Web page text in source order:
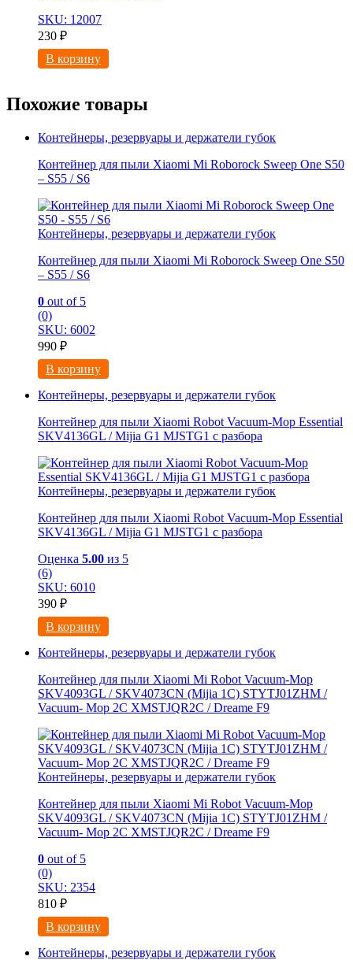
SKU: 12007
230 ₽
В корзину
Похожие товары
Контейнеры, резервуары и держатели губок
Контейнер для пыли Xiaomi Mi Roborock Sweep One S50
– S55 / S6
Контейнеры, резервуары и держатели губок
Контейнер для пыли Xiaomi Mi Roborock Sweep One S50
– S55 / S6
0 out of 5
(0)
SKU: 6002
990 ₽
В корзину
Контейнеры, резервуары и держатели губок
Контейнер для пыли Xiaomi Robot Vacuum-Mop Essential
SKV4136GL / Mijia G1 MJSTG1 с разбора
Контейнеры, резервуары и держатели губок
Контейнер для пыли Xiaomi Robot Vacuum-Mop Essential
SKV4136GL / Mijia G1 MJSTG1 с разбора
Оценка 5.00 из 5
(6)
SKU: 6010
390 ₽
В корзину
Контейнеры, резервуары и держатели губок
Контейнер для пыли Xiaomi Mi Robot Vacuum-Mop
SKV4093GL / SKV4073CN (Mijia 1C) STYTJ01ZHM /
Vacuum- Mop 2C XMSTJQR2C / Dreame F9
Контейнеры, резервуары и держатели губок
Контейнер для пыли Xiaomi Mi Robot Vacuum-Mop
SKV4093GL / SKV4073CN (Mijia 1C) STYTJ01ZHM /
Vacuum- Mop 2C XMSTJQR2C / Dreame F9
0 out of 5
(0)
SKU: 2354
810 ₽
В корзину
Контейнеры, резервуары и держатели губок